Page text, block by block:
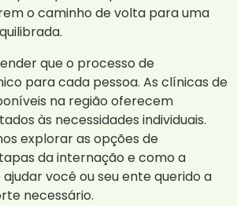
o caminho de volta para uma
que o processo de
para cada pessoa. As clínicas de
na região oferecem
às necessidades individuais.
explorar as opções de
da internação e como a
você ou seu ente querido a
necessário.